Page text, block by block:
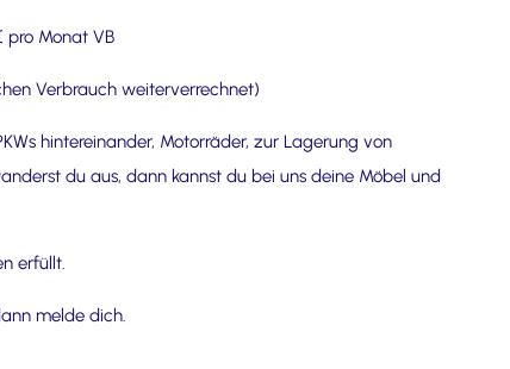
pro Monat VB
Verbrauch weiterverrechnet)
hintereinander, Motorräder, zur Lagerung von
du aus, dann kannst du bei uns deine Möbel und
erfüllt.
melde dich.